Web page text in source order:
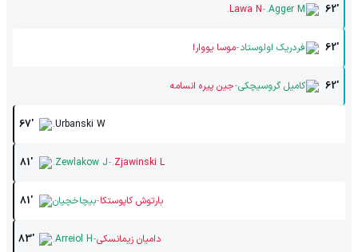
62'
Agger M.
-
Lawa N.
62' فردریک اولوستاد-موسا یووارا
62' کامیل گروسیچکی-جین پیره انسامه
67' Urbanski W.
81' Zewlakow J.- Zjawinski L.
81' بیچاخچیان-بارتوش کاپوستکا
83' Arreiol H.-دامیان زیمانسکی